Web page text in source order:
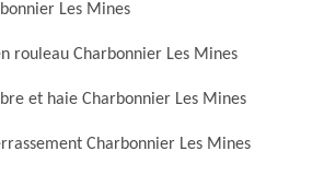
Les Mines
rouleau Charbonnier Les Mines
et haie Charbonnier Les Mines
Charbonnier Les Mines